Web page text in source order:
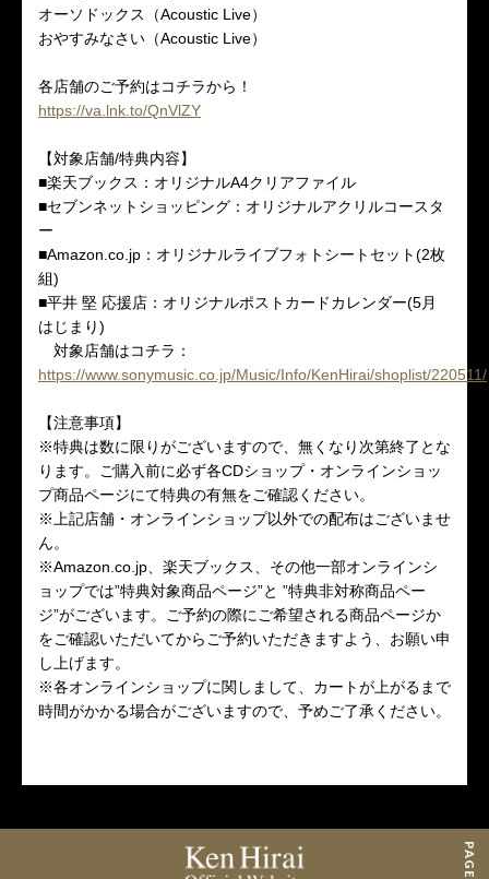
オーソドックス（Acoustic Live）
おやすみなさい（Acoustic Live）
各店舗のご予約はコチラから！
https://va.lnk.to/QnVlZY
【対象店舗/特典内容】
■楽天ブックス：オリジナルA4クリアファイル
■セブンネットショッピング：オリジナルアクリルコースタ
ー
■Amazon.co.jp：オリジナルライブフォトシートセット(2枚
組)
■平井 堅 応援店：オリジナルポストカードカレンダー(5月
はじまり)
対象店舗はコチラ：
https://www.sonymusic.co.jp/Music/Info/KenHirai/shoplist/220511/
【注意事項】
※特典は数に限りがございますので、無くなり次第終了とな
ります。ご購入前に必ず各CDショップ・オンラインショッ
プ商品ページにて特典の有無をご確認ください。
※上記店舗・オンラインショップ以外での配布はございませ
ん。
※Amazon.co.jp、楽天ブックス、その他一部オンラインシ
ョップでは”特典対象商品ページ”と ”特典非対称商品ペー
ジ”がございます。ご予約の際にご希望される商品ページか
をご確認いただいてからご予約いただきますよう、お願い申
し上げます。
※各オンラインショップに関しまして、カートが上がるまで
時間がかかる場合がございますので、予めご了承ください。